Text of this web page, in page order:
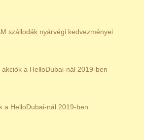
szállodák nyárvégi kedvezményei
akciók a HelloDubai-nál 2019-ben
a HelloDubai-nál 2019-ben